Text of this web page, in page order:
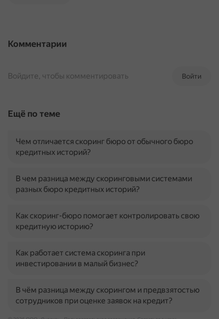
Комментарии
Войти
Войдите, чтобы комментировать
Ещё по теме
Чем отличается скоринг бюро от обычного бюро
кредитных историй?
В чем разница между скоринговыми системами
разных бюро кредитных историй?
Как скоринг-бюро помогает контролировать свою
кредитную историю?
Как работает система скоринга при
инвестировании в малый бизнес?
В чём разница между скорингом и предвзятостью
сотрудников при оценке заявок на кредит?